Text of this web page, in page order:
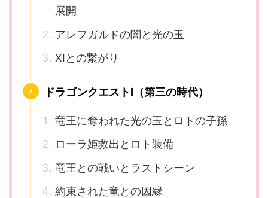
展開
アレフガルドの闇と光の玉
XIとの繋がり
ドラゴンクエストI（第三の時代）
竜王に奪われた光の玉とロトの子孫
ローラ姫救出とロト装備
竜王との戦いとラストシーン
約束された竜との因縁